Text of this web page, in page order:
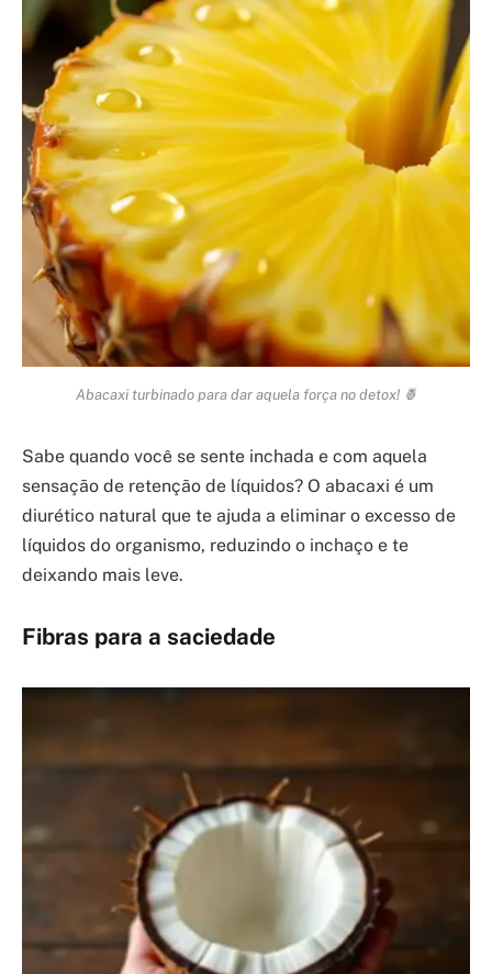
Abacaxi turbinado para dar aquela força no detox! 🍍
Sabe quando você se sente inchada e com aquela
sensação de retenção de líquidos? O abacaxi é um
diurético natural que te ajuda a eliminar o excesso de
líquidos do organismo, reduzindo o inchaço e te
deixando mais leve.
Fibras para a saciedade